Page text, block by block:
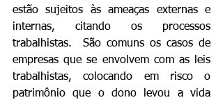
estão sujeitos às ameaças externas e
internas, citando os processos
trabalhistas.  São comuns os casos de
empresas que se envolvem com as leis
trabalhistas, colocando em risco o
patrimônio que o dono levou a vida